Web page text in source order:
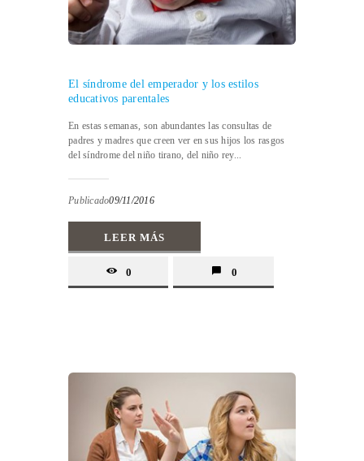
El síndrome del emperador y los estilos
educativos parentales
En estas semanas, son abundantes las consultas de
padres y madres que creen ver en sus hijos los rasgos
del síndrome del niño tirano, del niño rey...
Publicado09/11/2016
LEER MÁS
0 0